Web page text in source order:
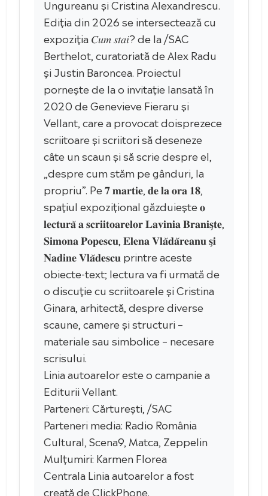
Ungureanu și Cristina Alexandrescu.
Ediția din 2026 se intersectează cu
expoziția 𝐶𝑢𝑚 𝑠𝑡𝑎𝑖? de la /SAC
Berthelot, curatoriată de Alex Radu
și Justin Baroncea. Proiectul
pornește de la o invitație lansată în
2020 de Genevieve Fieraru și
Vellant, care a provocat doisprezece
scriitoare și scriitori să deseneze
câte un scaun și să scrie despre el,
„despre cum stăm pe gânduri, la
propriu”. Pe 𝟕 𝐦𝐚𝐫𝐭𝐢𝐞, 𝐝𝐞 𝐥𝐚 𝐨𝐫𝐚 𝟏𝟖,
spațiul expozițional găzduiește 𝐨
𝐥𝐞𝐜𝐭𝐮𝐫𝐚̆ 𝐚 𝐬𝐜𝐫𝐢𝐢𝐭𝐨𝐚𝐫𝐞𝐥𝐨𝐫 𝐋𝐚𝐯𝐢𝐧𝐢𝐚 𝐁𝐫𝐚𝐧𝐢𝐬̗𝐭𝐞,
𝐒𝐢𝐦𝐨𝐧𝐚 𝐏𝐨𝐩𝐞𝐬𝐜𝐮, 𝐄𝐥𝐞𝐧𝐚 𝐕𝐥𝐚̆𝐝𝐚̆𝐫𝐞𝐚𝐧𝐮 𝐬̗𝐢
𝐍𝐚𝐝𝐢𝐧𝐞 𝐕𝐥𝐚̆𝐝𝐞𝐬𝐜𝐮 printre aceste
obiecte-text; lectura va fi urmată de
o discuție cu scriitoarele și Cristina
Ginara, arhitectă, despre diverse
scaune, camere și structuri –
materiale sau simbolice – necesare
scrisului.
Linia autoarelor este o campanie a
Editurii Vellant.
Parteneri: Cărturești, /SAC
Parteneri media: Radio România
Cultural, Scena9, Matca, Zeppelin
Mulțumiri: Karmen Florea
Centrala Linia autoarelor a fost
creată de ClickPhone.